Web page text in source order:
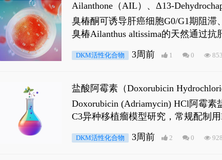
Ailanthone（AIL）、Δ13-
臭椿酮可诱导肝癌细胞G0/G1期阻滞
臭椿Ailanthus altissima的天然通过
是全长 Androgen Receptor (AR-FL)
DKM活性化合物 3周前 1 0
盐酸阿霉素（Doxorubicin
Doxorubicin (Adriamycin) HCl阿霉
C3异种移植瘤模型研究，常规配制用
DKM活性化合物 3周前 2 0